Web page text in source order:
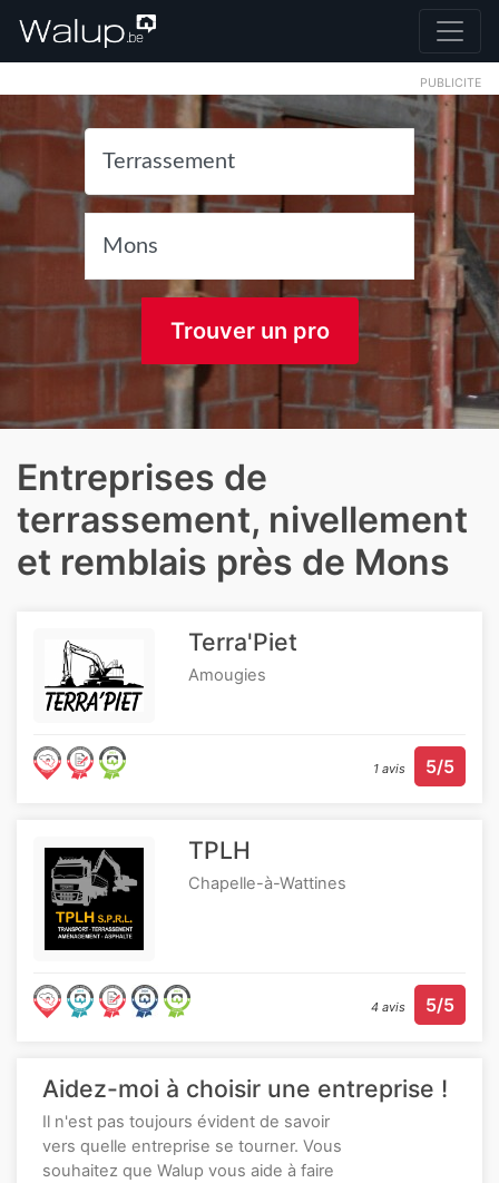
PUBLICITE
Trouver un pro
Entreprises de
terrassement, nivellement
et remblais près de Mons
Terra'Piet
Amougies
1 avis 5/5
TPLH
Chapelle-à-Wattines
4 avis 5/5
Aidez-moi à choisir une entreprise !
Il n'est pas toujours évident de savoir
vers quelle entreprise se tourner. Vous
souhaitez que Walup vous aide à faire